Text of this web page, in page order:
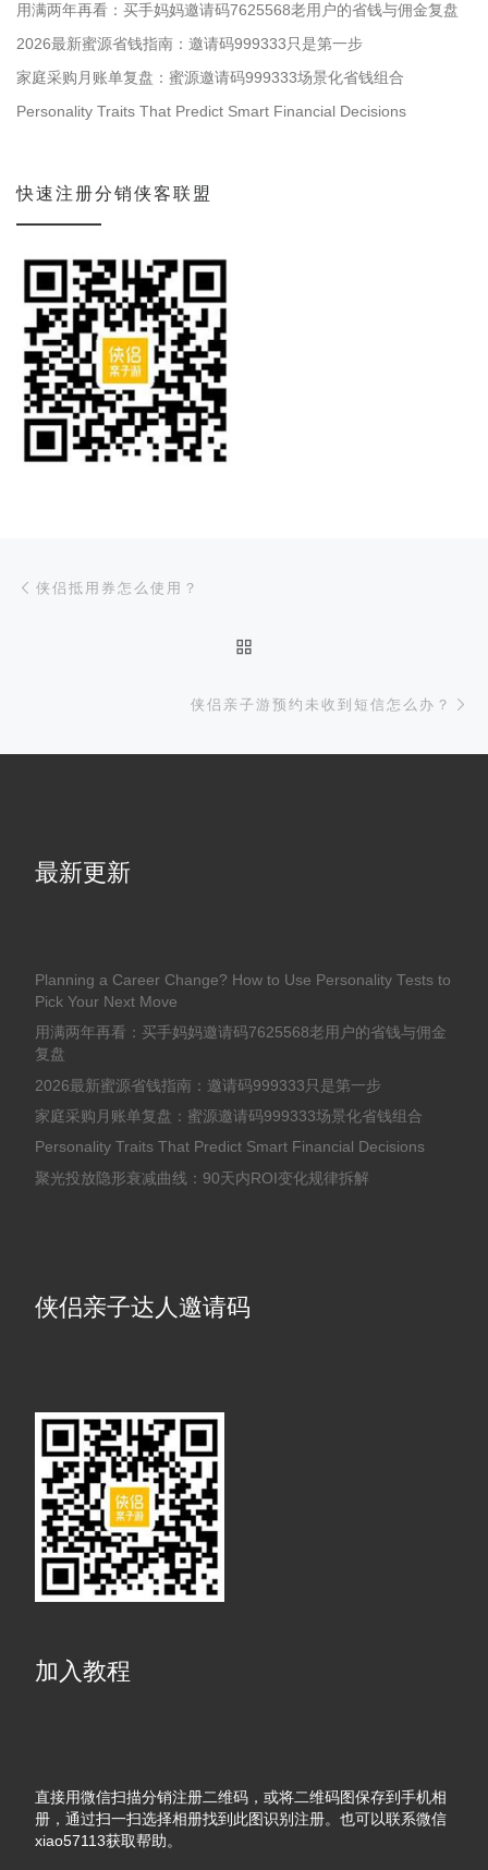
用满两年再看：买手妈妈邀请码7625568老用户的省钱与佣金复盘
2026最新蜜源省钱指南：邀请码999333只是第一步
家庭采购月账单复盘：蜜源邀请码999333场景化省钱组合
Personality Traits That Predict Smart Financial Decisions
快速注册分销侠客联盟
文章导航
侠侣抵用券怎么使用？
侠侣亲子游预约未收到短信怎么办？
最新更新
Planning a Career Change? How to Use Personality Tests to
Pick Your Next Move
用满两年再看：买手妈妈邀请码7625568老用户的省钱与佣金
复盘
2026最新蜜源省钱指南：邀请码999333只是第一步
家庭采购月账单复盘：蜜源邀请码999333场景化省钱组合
Personality Traits That Predict Smart Financial Decisions
聚光投放隐形衰减曲线：90天内ROI变化规律拆解
侠侣亲子达人邀请码
加入教程
直接用微信扫描分销注册二维码，或将二维码图保存到手机相
册，通过扫一扫选择相册找到此图识别注册。也可以联系微信
xiao57113获取帮助。